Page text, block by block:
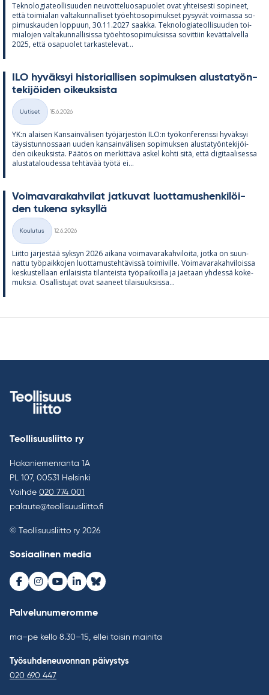
Tek­no­lo­gia­teol­li­suu­den neu­vot­te­luos­a­puo­let ovat yh­tei­sesti so­pi­neet,
että toi­mia­lan val­ta­kun­nal­li­set työ­eh­to­so­pi­muk­set py­sy­vät voi­massa so­
pi­mus­kau­den lop­puun, 30.11.2027 saakka. Tek­no­lo­gia­teol­li­suu­den toi­
mia­lo­jen val­ta­kun­nal­li­sissa työ­eh­to­so­pi­muk­sissa so­vit­tiin ke­vät­tal­vella
2025, että os­a­puo­let tar­kas­te­le­vat...
ILO hy­väk­syi his­to­rial­li­sen so­pi­muk­sen alus­ta­työn­
te­ki­jöi­den oi­keuk­sista
Kategoriat
Uutiset
15.6.2026
YK:n alai­sen Kan­sain­vä­li­sen työ­jär­jes­tön ILO:n työ­kon­fe­renssi hy­väk­syi
täy­sis­tun­nos­saan uu­den kan­sain­vä­li­sen so­pi­muk­sen alus­ta­työn­te­ki­jöi­
den oi­keuk­sista. Pää­tös on mer­kit­tävä as­kel kohti sitä, että di­gi­taa­li­sessa
alus­ta­ta­lou­dessa teh­tä­vää työtä ei...
Voi­ma­va­ra­kah­vi­lat jat­ku­vat luot­ta­mus­hen­ki­löi­
den tu­kena syk­syllä
Kategoriat
Koulutus
12.6.2026
Liitto jär­jes­tää syk­syn 2026 ai­kana voi­ma­va­ra­kah­vi­loita, jotka on suun­
nattu työ­paik­ko­jen luot­ta­mus­teh­tä­vissä toi­mi­ville. Voi­ma­va­ra­kah­vi­loissa
kes­kus­tel­laan eri­lai­sista ti­lan­teista työ­pai­koilla ja jae­taan yh­dessä ko­ke­
muk­sia. Osal­lis­tu­jat ovat saa­neet ti­lai­suuk­sissa...
Teollisuusliitto ry
Hakaniemenranta 1A
PL 107, 00531 Helsinki
Vaihde 020 774 001
palaute@teollisuusliitto.fi
© Teollisuusliitto ry 2026
Sosiaalinen media
Facebook
Instagram
Youtube
LinkedInBluesky
Palvelunumeromme
ma–pe kello 8.30–15, ellei toisin mainita
Työsuhdeneuvonnan päivystys
020 690 447